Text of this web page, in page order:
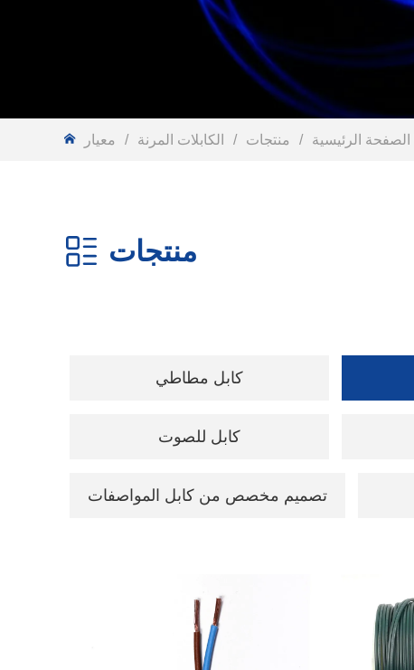
الصفحة الرئيسية / منتجات / الكابلات المرنة /
منتجات
كابل مطاطي
كابل للصوت
تصميم مخصص من كابل المواصفات